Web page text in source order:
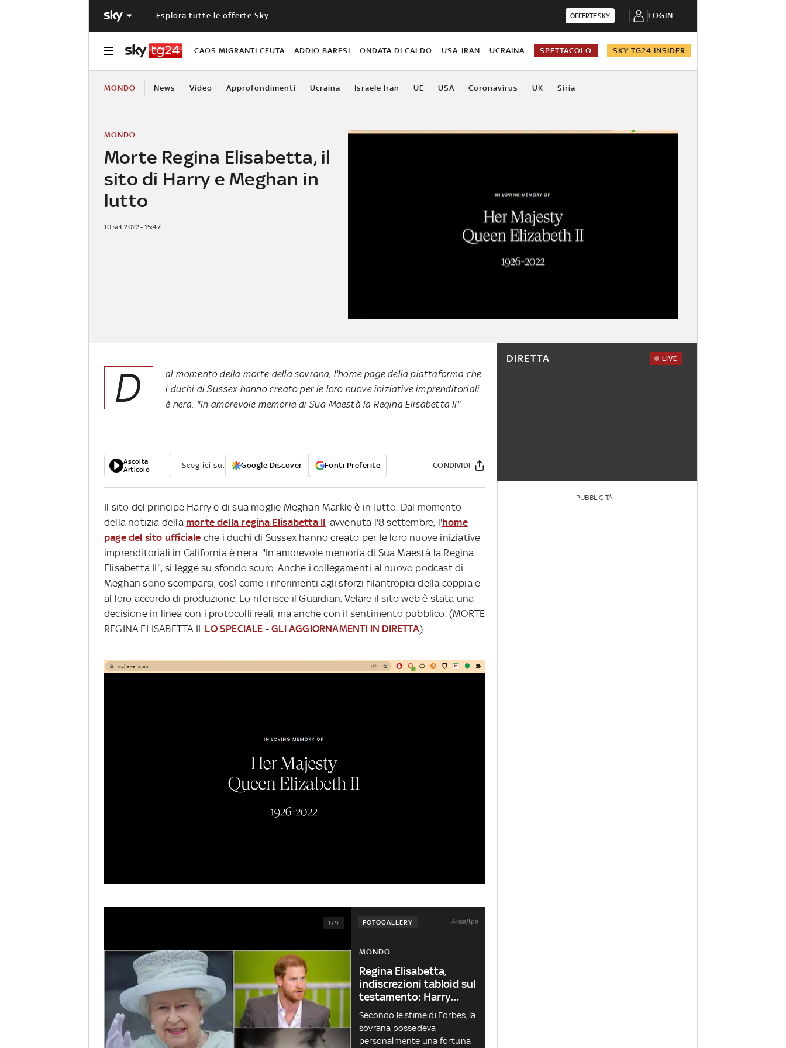
Esplora tutte le offerte Sky OFFERTE SKY LOGIN
CAOS MIGRANTI CEUTA ADDIO BARESI ONDATA DI CALDO USA-IRAN UCRAINA SPETTACOLO SKY TG24 INSIDER
MONDO News Video Approfondimenti Ucraina Israele Iran UE USA Coronavirus UK Siria
Morte Regina Elisabetta, il
sito di Harry e Meghan in
lutto
MONDO
10 set 2022 - 15:47
D
al momento della morte della sovrana, l'home page della piattaforma che
i duchi di Sussex hanno creato per le loro nuove iniziative imprenditoriali
è nera: "In amorevole memoria di Sua Maestà la Regina Elisabetta II"
Ascolta
Articolo
Sceglici su: Google Discover Fonti Preferite CONDIVIDI
Il sito del principe Harry e di sua moglie Meghan Markle è in lutto. Dal momento
della notizia della morte della regina Elisabetta II, avvenuta l'8 settembre, l'home
page del sito ufficiale che i duchi di Sussex hanno creato per le loro nuove iniziative
imprenditoriali in California è nera. "In amorevole memoria di Sua Maestà la Regina
Elisabetta II", si legge su sfondo scuro. Anche i collegamenti al nuovo podcast di
Meghan sono scomparsi, così come i riferimenti agli sforzi filantropici della coppia e
al loro accordo di produzione. Lo riferisce il Guardian. Velare il sito web è stata una
decisione in linea con i protocolli reali, ma anche con il sentimento pubblico. (MORTE
REGINA ELISABETTA II. LO SPECIALE -GLI AGGIORNAMENTI IN DIRETTA)
FOTOGALLERY Ansa/Ipa
1/9
MONDO
Regina Elisabetta,
indiscrezioni tabloid sul
testamento: Harry
escluso
Secondo le stime di Forbes, la
sovrana possedeva
personalmente una fortuna
DIRETTA LIVE
PUBBLICITÀ